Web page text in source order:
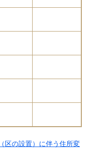
区の設置）に伴う住所変